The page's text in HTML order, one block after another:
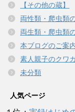
【その他の蔵】
両性類・爬虫類
両生類・爬虫類
本ブログのご案
素人親子のクワ
未分類
人気ページ